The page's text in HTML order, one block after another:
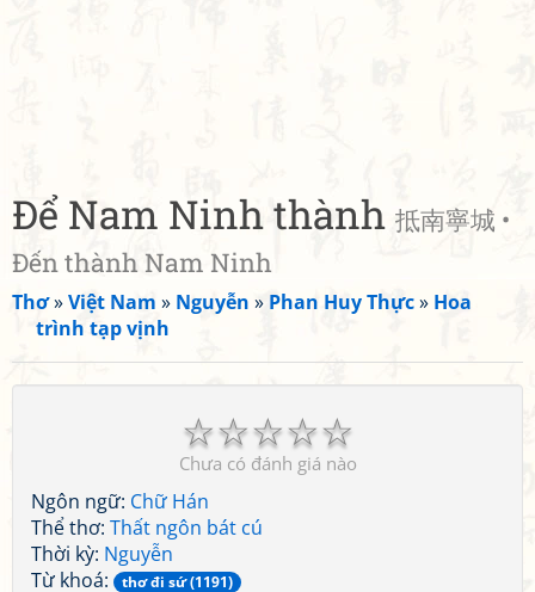
Để Nam Ninh thành 抵南寧城 •
Đến thành Nam Ninh
Thơ»Việt Nam » Nguyễn » Phan Huy Thực» Hoa
trình tạp vịnh
☆
☆
☆
☆
☆
Chưa có đánh giá nào
Ngôn ngữ: Chữ Hán
Thể thơ: Thất ngôn bát cú
Thời kỳ: Nguyễn
Từ khoá:
thơ đi sứ (1191)